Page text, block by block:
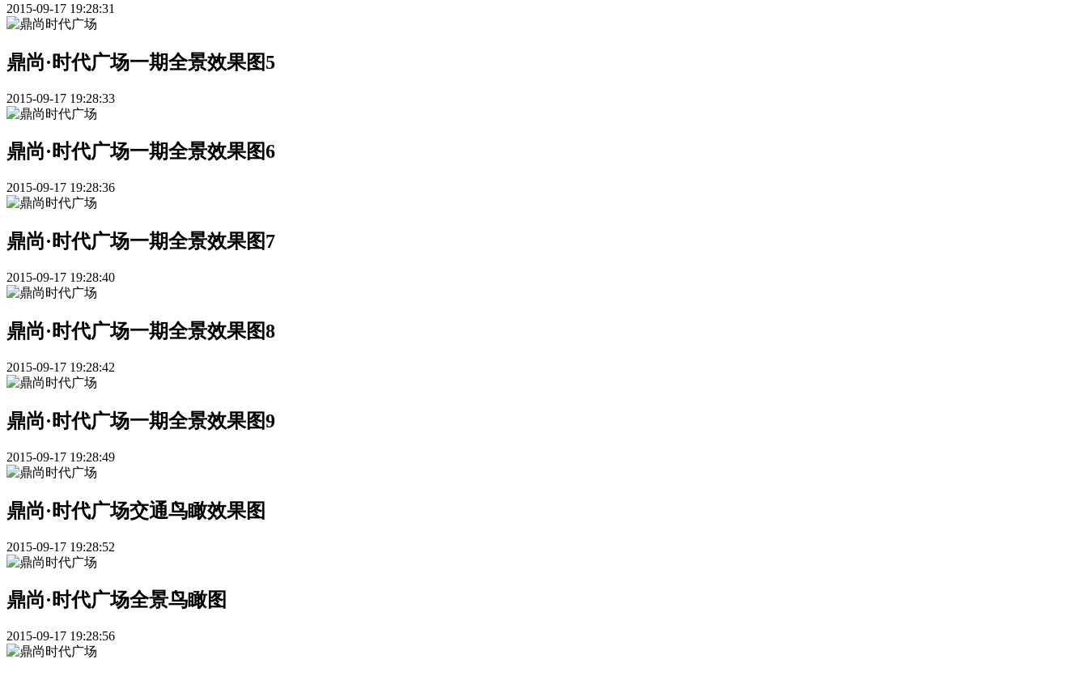
2015-09-17 19:28:31
鼎尚·时代广场一期全景效果图5
2015-09-17 19:28:33
鼎尚·时代广场一期全景效果图6
2015-09-17 19:28:36
鼎尚·时代广场一期全景效果图7
2015-09-17 19:28:40
鼎尚·时代广场一期全景效果图8
2015-09-17 19:28:42
鼎尚·时代广场一期全景效果图9
2015-09-17 19:28:49
鼎尚·时代广场交通鸟瞰效果图
2015-09-17 19:28:52
鼎尚·时代广场全景鸟瞰图
2015-09-17 19:28:56